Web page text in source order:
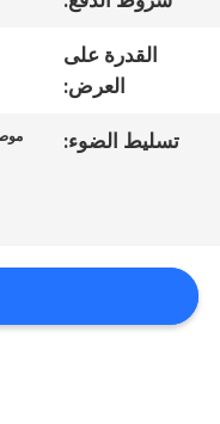
اطلب
القدرة على
العرض:
تسليط الضوء: